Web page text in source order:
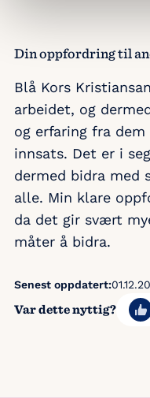
Din oppfordring til
Blå Kors
arbeidet, og
og erfaring fra
innsats. Det er i
dermed bidra med
alle. Min klare
da det gir svært
måter å bidra.
Var dette nyttig?
Senest oppdatert: